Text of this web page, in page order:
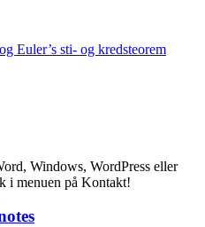
Euler’s sti- og kredsteorem
Windows, WordPress eller
i menuen på Kontakt!